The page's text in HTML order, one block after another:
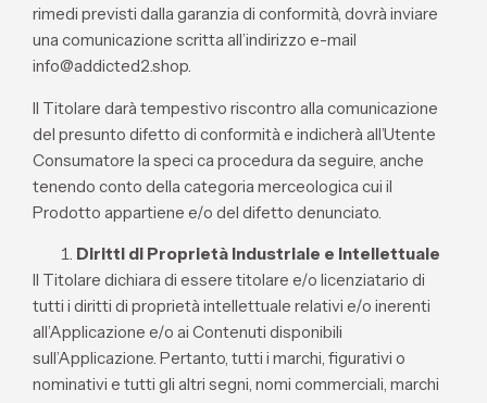
rimedi previsti dalla garanzia di conformità, dovrà inviare
una comunicazione scritta all’indirizzo e-mail
info@addicted2.shop.
Il Titolare darà tempestivo riscontro alla comunicazione
del presunto difetto di conformità e indicherà all’Utente
Consumatore la speci ca procedura da seguire, anche
tenendo conto della categoria merceologica cui il
Prodotto appartiene e/o del difetto denunciato.
Diritti di Proprietà Industriale e Intellettuale
Il Titolare dichiara di essere titolare e/o licenziatario di
tutti i diritti di proprietà intellettuale relativi e/o inerenti
all’Applicazione e/o ai Contenuti disponibili
sull’Applicazione. Pertanto, tutti i marchi, figurativi o
nominativi e tutti gli altri segni, nomi commerciali, marchi